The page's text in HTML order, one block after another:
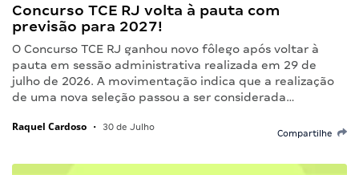
Concurso TCE RJ volta à pauta com
previsão para 2027!
O Concurso TCE RJ ganhou novo fôlego após voltar à
pauta em sessão administrativa realizada em 29 de
julho de 2026. A movimentação indica que a realização
de uma nova seleção passou a ser considerada…
Raquel Cardoso • 30 de Julho
Compartilhe